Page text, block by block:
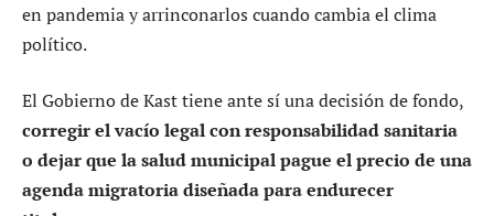
en pandemia y arrinconarlos cuando cambia el clima
político.
El Gobierno de Kast tiene ante sí una decisión de fondo,
corregir el vacío legal con responsabilidad sanitaria
o dejar que la salud municipal pague el precio de una
agenda migratoria diseñada para endurecer